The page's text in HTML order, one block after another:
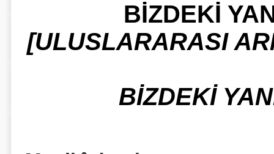
BİZDEKİ
[ULUSLARARASI
BİZDEKİ